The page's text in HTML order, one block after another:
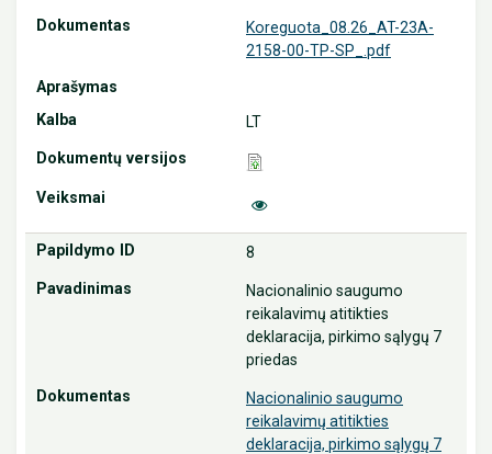
Koreguota_08.26_AT-23A-
2158-00-TP-SP_.pdf
LT
8
Nacionalinio saugumo
reikalavimų atitikties
deklaracija, pirkimo sąlygų 7
priedas
Nacionalinio saugumo
reikalavimų atitikties
deklaracija, pirkimo sąlygų 7